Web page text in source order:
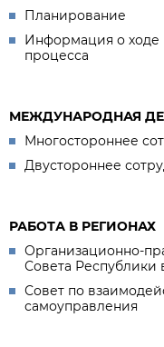
Планирование
Информация о ходе
процесса
МЕЖДУНАРОДНАЯ
Многостороннее
Двустороннее
РАБОТА В РЕГИОНАХ
Организационно-
Совета Республики
Совет по
самоуправления